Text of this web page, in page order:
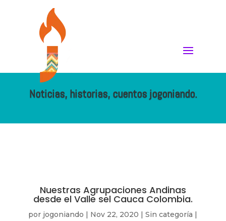
Noticias, historias, cuentos jogoniando.
Nuestras Agrupaciones Andinas
desde el Valle sel Cauca Colombia.
por jogoniando | Nov 22, 2020 |Sin categoría |